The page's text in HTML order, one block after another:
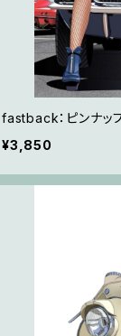
fastback：ピンナッ
¥3,850